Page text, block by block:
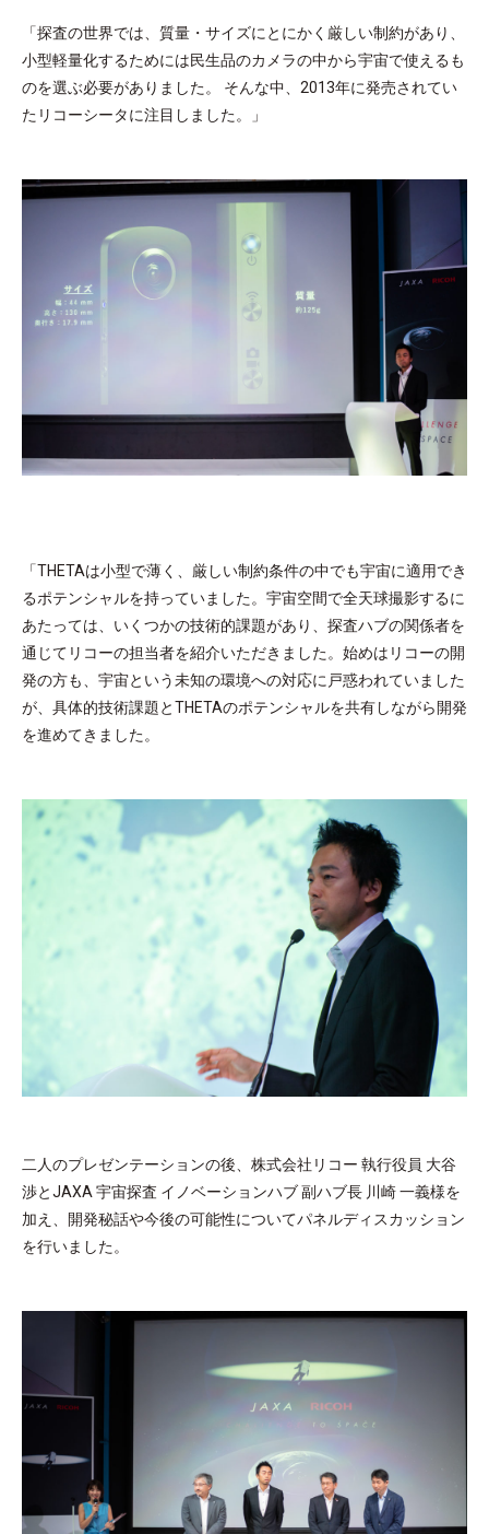
「探査の世界では、質量・サイズにとにかく厳しい制約があり、
小型軽量化するためには民生品のカメラの中から宇宙で使えるも
のを選ぶ必要がありました。 そんな中、2013年に発売されてい
たリコーシータに注目しました。」
「THETAは小型で薄く、厳しい制約条件の中でも宇宙に適用でき
るポテンシャルを持っていました。宇宙空間で全天球撮影するに
あたっては、いくつかの技術的課題があり、探査ハブの関係者を
通じてリコーの担当者を紹介いただきました。始めはリコーの開
発の方も、宇宙という未知の環境への対応に戸惑われていました
が、具体的技術課題とTHETAのポテンシャルを共有しながら開発
を進めてきました。
二人のプレゼンテーションの後、株式会社リコー 執行役員 大谷
渉とJAXA 宇宙探査 イノベーションハブ 副ハブ長 川崎 一義様を
加え、開発秘話や今後の可能性についてパネルディスカッション
を行いました。